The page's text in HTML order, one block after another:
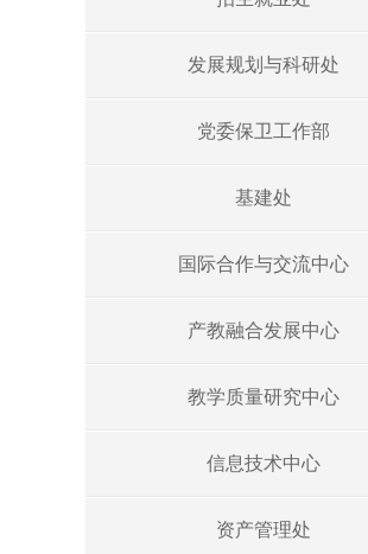
发展规划与科研处
党委保卫工作部
基建处
国际合作与交流中心
产教融合发展中心
教学质量研究中心
信息技术中心
资产管理处